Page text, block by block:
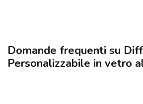
Domande frequenti su
Personalizzabile in vetro